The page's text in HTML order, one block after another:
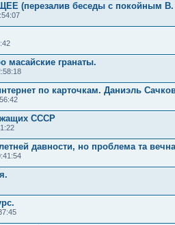
(перезалив беседы с покойным
масайские гранаты.
по карточкам. Даниэль
СССР
давности, но проблема та